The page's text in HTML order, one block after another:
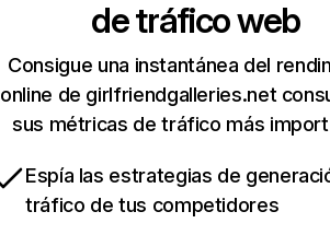
de tráfico web
Consigue una instantánea del
online de girlfriendgalleries.net
sus métricas de tráfico más
Espía las estrategias de
tráfico de tus competidores